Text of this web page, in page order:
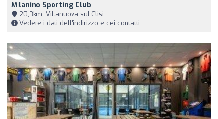
Milanino Sporting Club
20,3km, Villanuova sul Clisi
Vedere i dati dell'indirizzo e dei contatti